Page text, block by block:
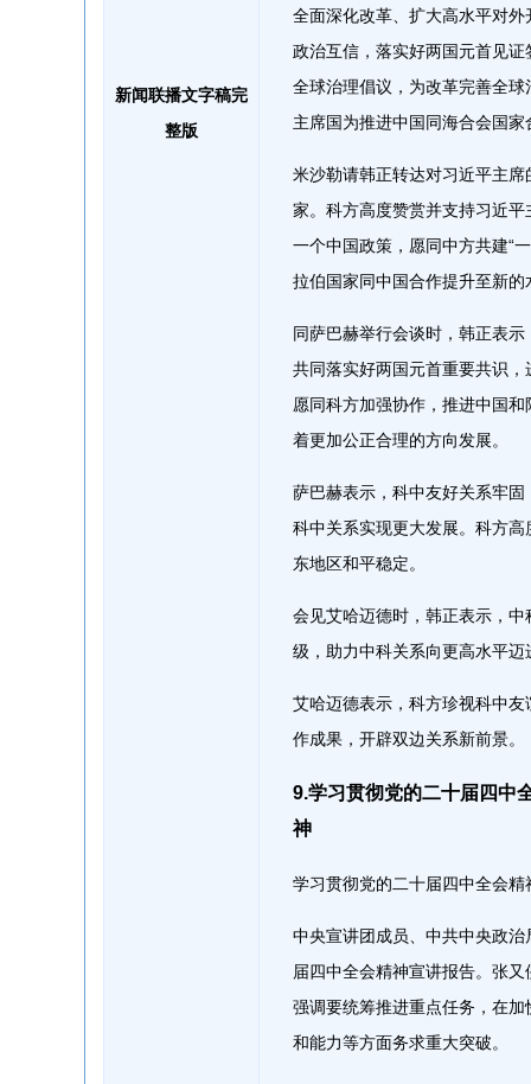
新闻联播文字稿完
整版
全面深化改革、扩大高水平对
政治互信，落实好两国元首见
全球治理倡议，为改革完善全
主席国为推进中国同海合会国
米沙勒请韩正转达对习近平主
家。科方高度赞赏并支持习近
一个中国政策，愿同中方共建“
拉伯国家同中国合作提升至新的
同萨巴赫举行会谈时，韩正表
共同落实好两国元首重要共识
愿同科方加强协作，推进中国
着更加公正合理的方向发展。
萨巴赫表示，科中友好关系牢
科中关系实现更大发展。科方
东地区和平稳定。
会见艾哈迈德时，韩正表示，
级，助力中科关系向更高水平迈
艾哈迈德表示，科方珍视科中
作成果，开辟双边关系新前景。
9.学习贯彻党的二十届四中
神
学习贯彻党的二十届四中全会
中央宣讲团成员、中共中央政
届四中全会精神宣讲报告。张
强调要统筹推进重点任务，在
和能力等方面务求重大突破。